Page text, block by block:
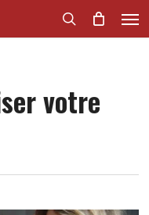
search
votre